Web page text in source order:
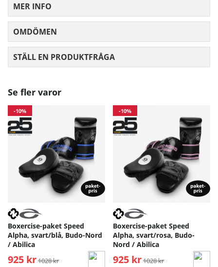
MER INFO
OMDÖMEN
STÄLL EN PRODUKTFRÅGA
Se fler varor
-10%
Boxercise-paket Speed
Alpha, svart/blå, Budo-Nord
/ Abilica
925 kr Ordinarie pris:
1028 kr
-10%
Boxercise-paket Speed
Alpha, svart/rosa, Budo-
Nord / Abilica
925 kr Ordinarie pris:
1028 kr